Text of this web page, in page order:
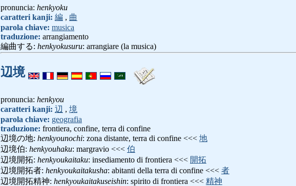
pronuncia: henkyoku
caratteri kanji: 編 , 曲
parola chiave: musica
traduzione: arrangiamento
編曲する: henkyokusuru: arrangiare (la musica)
辺境
pronuncia: henkyou
caratteri kanji: 辺 , 境
parola chiave: geografia
traduzione: frontiera, confine, terra di confine
辺境の地: henkyounochi: zona distante, terra di confine <<< 地
辺境伯: henkyouhaku: margravio <<< 伯
辺境開拓: henkyoukaitaku: insediamento di frontiera <<< 開拓
辺境開拓者: henkyoukaitakusha: abitanti della terra di confine <<< 者
辺境開拓精神: henkyoukaitakuseishin: spirito di frontiera <<< 精神